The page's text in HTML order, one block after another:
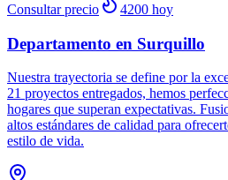
Consultar precio 4200 hoy
Departamento en Surquillo
Nuestra trayectoria se define por la
21 proyectos entregados, hemos
hogares que superan expectativas.
altos estándares de calidad para
estilo de vida.